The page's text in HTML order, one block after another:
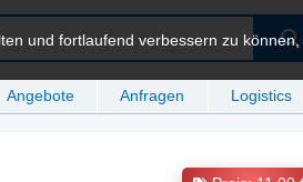
Angebote Anfragen Logistics
und fortlaufend verbessern zu